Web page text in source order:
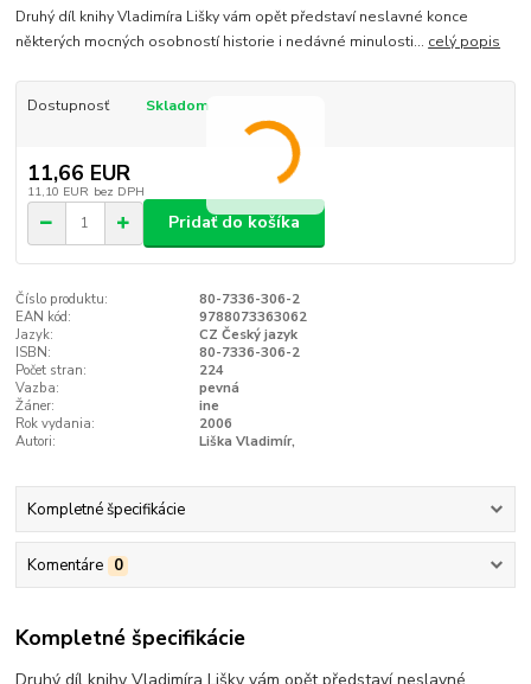
Druhý díl knihy Vladimíra Lišky vám opět představí neslavné konce
některých mocných osobností historie i nedávné minulosti… celý popis
Dostupnosť Skladom
11,66 EUR
11,10 EUR bez DPH
Pridať do košíka
Číslo produktu:
80-7336-306-2
EAN kód:
9788073363062
Jazyk:
CZ Český jazyk
ISBN:
80-7336-306-2
Počet stran:
224
Vazba:
pevná
Žáner:
ine
Rok vydania:
2006
Autori:
Liška Vladimír,
Kompletné špecifikácie
Komentáre 0
Kompletné špecifikácie
Druhý díl knihy Vladimíra Lišky vám opět představí neslavné